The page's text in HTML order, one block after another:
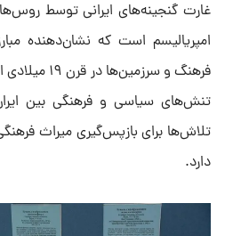
غارت گنجینه‌های ایرانی توسط
امپریالیسم است که نشان‌دهنده
فرهنگ و
تنش‌های سیاسی و فرهنگی بین
تلاش‌ها برای بازپس‌گیری میراث
دارد.